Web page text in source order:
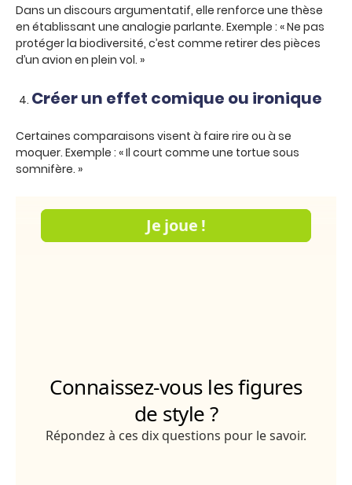
Dans un discours argumentatif, elle renforce une thèse
en établissant une analogie parlante. Exemple : « Ne pas
protéger la biodiversité, c’est comme retirer des pièces
d’un avion en plein vol. »
Créer un effet comique ou ironique
Certaines comparaisons visent à faire rire ou à se
moquer. Exemple : « Il court comme une tortue sous
somnifère. »